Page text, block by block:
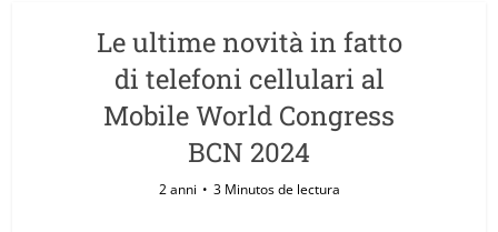
Le ultime novità in fatto
di telefoni cellulari al
Mobile World Congress
BCN 2024
2 anni 3 Minutos de lectura